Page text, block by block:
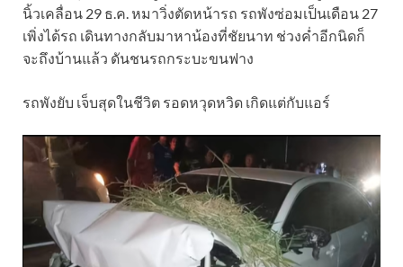
นิ้วเคลื่อน 29 ธ.ค. หมาวิ่งตัดหน้ารถ รถพังซ่อมเป็นเดือน 27
เพิ่งได้รถ เดินทางกลับมาหาน้องที่ชัยนาท ช่วงค่ำอีกนิดก็
จะถึงบ้านแล้ว ดันชนรถกระบะขนฟาง
รถพังยับ เจ็บสุดในชีวิต รอดหวุดหวิด เกิดแต่กับแอร์